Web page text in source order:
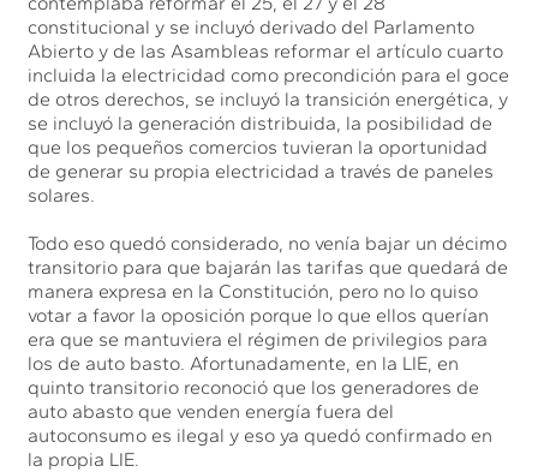
constitucional y se incluyó derivado del Parlamento
Abierto y de las Asambleas reformar el artículo cuarto
incluida la electricidad como precondición para el goce
de otros derechos, se incluyó la transición energética, y
se incluyó la generación distribuida, la posibilidad de
que los pequeños comercios tuvieran la oportunidad
de generar su propia electricidad a través de paneles
solares.
Todo eso quedó considerado, no venía bajar un décimo
transitorio para que bajarán las tarifas que quedará de
manera expresa en la Constitución, pero no lo quiso
votar a favor la oposición porque lo que ellos querían
era que se mantuviera el régimen de privilegios para
los de auto basto. Afortunadamente, en la LIE, en
quinto transitorio reconoció que los generadores de
auto abasto que venden energía fuera del
autoconsumo es ilegal y eso ya quedó confirmado en
la propia LIE.